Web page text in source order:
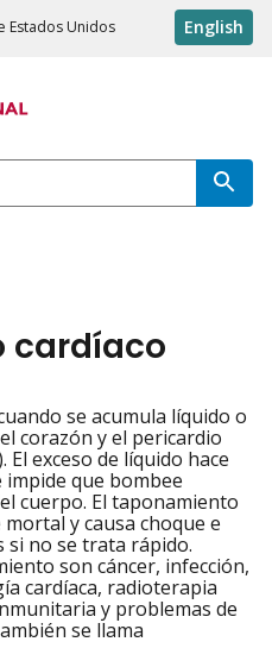
Estados Unidos English
cardíaco
se acumula líquido o
corazón y el pericardio
El exceso de líquido hace
que bombee
cuerpo. El taponamiento
y causa choque e
si no se trata rápido.
son cáncer, infección,
cardíaca, radioterapia
y problemas de
se llama